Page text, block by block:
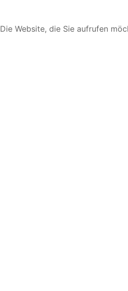
Die Website, die Sie aufrufen